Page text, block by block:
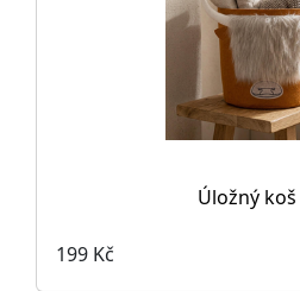
Úložný
199 Kč